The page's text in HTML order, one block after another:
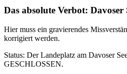
Das absolute Verbot: Davoser
Hier muss ein gravierendes
korrigiert werden.
Status: Der Landeplatz am Davoser
GESCHLOSSEN.